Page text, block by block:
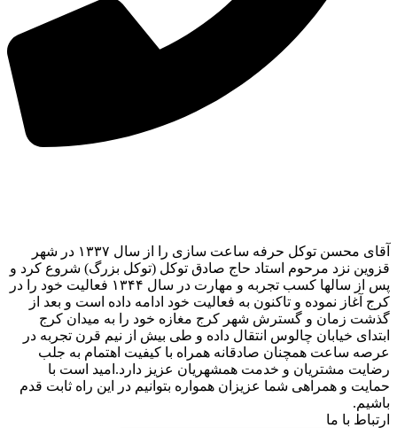
آقای محسن توکل حرفه ساعت سازی را از سال ۱۳۳۷ در شهر
قزوین نزد مرحوم استاد حاج صادق توکل (توکل بزرگ) شروع کرد و
پس از سالها کسب تجربه و مهارت در سال ۱۳۴۴ فعالیت خود را در
کرج آغاز نموده و تاکنون به فعالیت خود ادامه داده است و بعد از
گذشت زمان و گسترش شهر کرج مغازه خود را به میدان کرج
ابتدای خیابان چالوس انتقال داده و طی بیش از نیم قرن تجربه در
عرصه ساعت همچنان صادقانه همراه با کیفیت اهتمام به جلب
رضایت مشتریان و خدمت همشهریان عزیز دارد.امید است با
حمایت و همراهی شما عزیزان همواره بتوانیم در این راه ثابت قدم
باشیم.
ارتباط با ما